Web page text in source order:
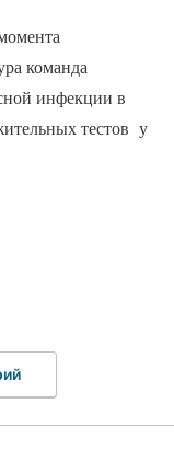
команда
инфекции в
тестов у